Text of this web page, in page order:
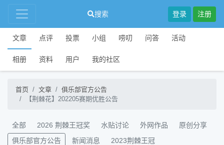
搜索 登录 注册
文章 点评 投票 小组 唠叨 问答 活动
相册 资料 用户 我的社区
首页 文章
俱乐部官方公告
【荆棘花】202205赛期优胜公告
全部 2026 荆棘王冠奖 水贴讨论 外网作品
原创分享
俱乐部官方公告
新闻消息
2023荆棘王冠